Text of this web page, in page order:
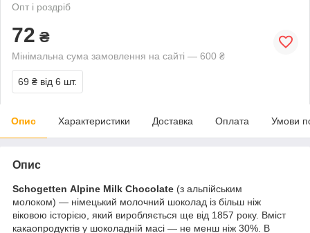
Опт і роздріб
72 ₴
Мінімальна сума замовлення на сайті — 600 ₴
69 ₴ від 6 шт.
Опис Характеристики Доставка Оплата Умови
Опис
Schogetten Alpine Milk Chocolate (з альпійським
молоком) — німецький молочний шоколад із більш ніж
віковою історією, який виробляється ще від 1857 року. Вміст
какаопродуктів у шоколадній масі — не менш ніж 30%. В